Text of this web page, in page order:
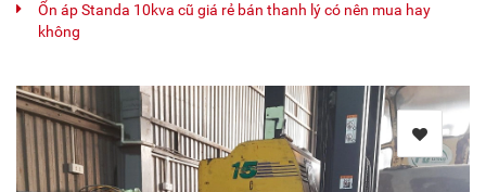
Ổn áp Standa 10kva cũ giá rẻ bán thanh lý có nên mua hay
không